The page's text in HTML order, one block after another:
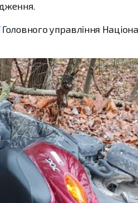
Головного управління